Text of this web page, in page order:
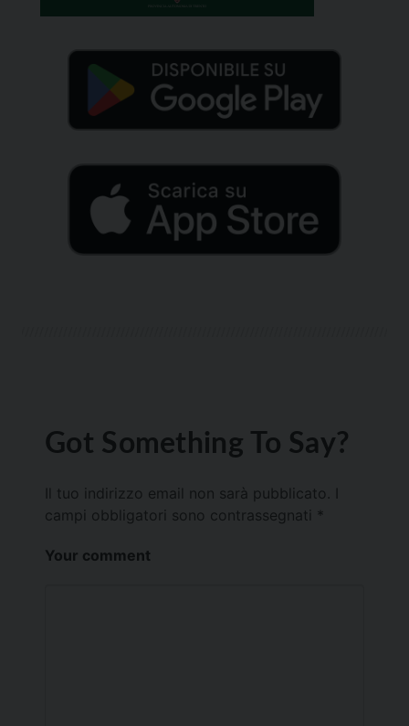
Got Something To Say?
Il tuo indirizzo email non sarà pubblicato.
campi obbligatori sono contrassegnati *
Your comment